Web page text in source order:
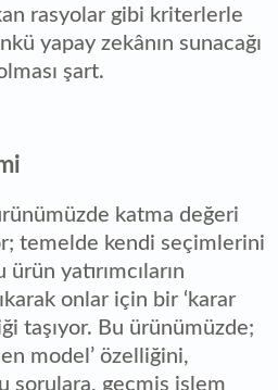
rasyolar gibi kriterlerle
yapay zekânın sunacağı
şart.
katma değeri
temelde kendi seçimlerini
yatırımcıların
onlar için bir ‘karar
taşıyor. Bu ürünümüzde;
model’ özelliğini,
sorulara, geçmiş işlem